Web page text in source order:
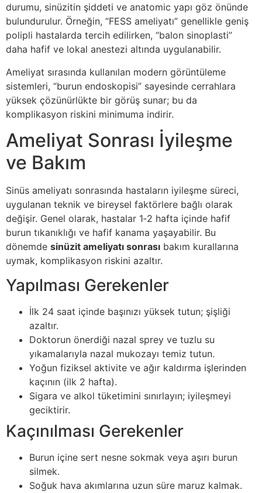
durumu, sinüzitin şiddeti ve anatomic yapı göz önünde
bulundurulur. Örneğin, “FESS ameliyatı” genellikle geniş
polipli hastalarda tercih edilirken, “balon sinoplasti”
daha hafif ve lokal anestezi altında uygulanabilir.
Ameliyat sırasında kullanılan modern görüntüleme
sistemleri, “burun endoskopisi” sayesinde cerrahlara
yüksek çözünürlükte bir görüş sunar; bu da
komplikasyon riskini minimuma indirir.
Ameliyat Sonrası İyileşme
ve Bakım
Sinüs ameliyatı sonrasında hastaların iyileşme süreci,
uygulanan teknik ve bireysel faktörlere bağlı olarak
değişir. Genel olarak, hastalar 1‑2 hafta içinde hafif
burun tıkanıklığı ve hafif kanama yaşayabilir. Bu
dönemde sinüzit ameliyatı sonrası bakım kurallarına
uymak, komplikasyon riskini azaltır.
Yapılması Gerekenler
İlk 24 saat içinde başınızı yüksek tutun; şişliği
azaltır.
Doktorun önerdiği nazal sprey ve tuzlu su
yıkamalarıyla nazal mukozayı temiz tutun.
Yoğun fiziksel aktivite ve ağır kaldırma işlerinden
kaçının (ilk 2 hafta).
Sigara ve alkol tüketimini sınırlayın; iyileşmeyi
geciktirir.
Kaçınılması Gerekenler
Burun içine sert nesne sokmak veya aşırı burun
silmek.
Soğuk hava akımlarına uzun süre maruz kalmak.